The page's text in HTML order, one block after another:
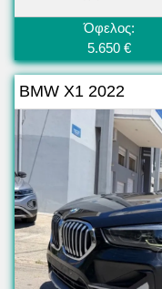
Όφελος:
5.650 €
BMW X1 2022